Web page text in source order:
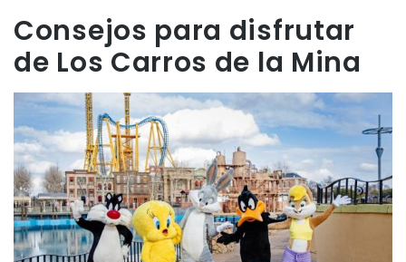
Consejos para disfrutar
de Los Carros de la Mina